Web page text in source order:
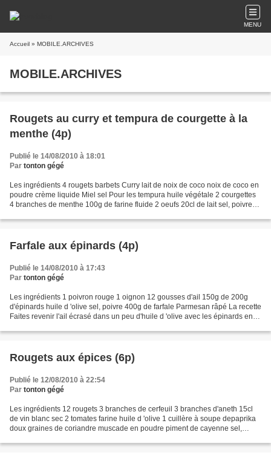
MENU
Accueil » MOBILE.ARCHIVES
MOBILE.ARCHIVES
Rougets au curry et tempura de courgette à la
menthe (4p)
Publié le 14/08/2010 à 18:01
Par tonton gégé
Les ingrédients 4 rougets barbets Curry lait de noix de coco noix de coco en
poudre crème liquide Miel sel Pour les tempura huile végétale 2 courgettes
4 branches de menthe 100g de farine fluide 2 oeufs 20cl de lait sel, poivre
Farfale aux épinards (4p)
Publié le 14/08/2010 à 17:43
Par tonton gégé
Les ingrédients 1 poivron rouge 1 oignon 12 gousses d'ail 150g de 200g
d'épinards huile d 'olive sel, poivre 400g de farfale Parmesan râpé La recette
Faites revenir l'ail écrasé dans un peu d'huile d 'olive avec les épinards en
Rougets aux épices (6p)
Publié le 12/08/2010 à 22:54
Par tonton gégé
Les ingrédients 12 rougets 3 branches de cerfeuil 3 branches d'aneth 15cl
de vin blanc sec 2 tomates farine huile d 'olive 1 cuillère à soupe depaprika
doux graines de coriandre muscade en poudre piment de cayenne sel,